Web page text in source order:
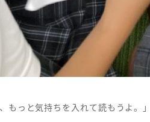
もっと気持ちを入れて読もうよ。」